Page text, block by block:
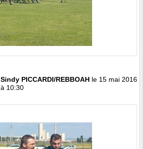
Sindy PICCARDI/REBBOAH le 15 mai 2016
à 10:30